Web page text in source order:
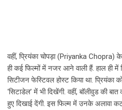
वहीं, प्रियंका चोपड़ा (Priyanka Chopra)
ही कई फिल्मों में नजर आने वाली हैं. हाल ही में
सिटीजन फेस्टिवल होस्ट किया था. प्रियंका
‘सिटाडेल’ में भी दिखेंगी. वहीं, बॉलीवुड की
हुए दिखाई देंगी. इस फिल्म में उनके अलावा